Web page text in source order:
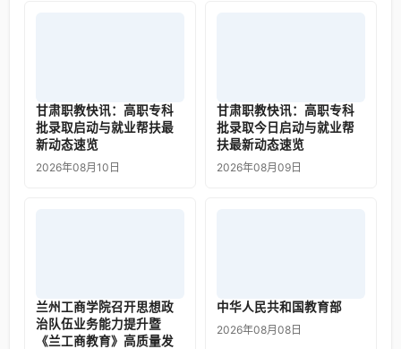
甘肃职教快讯：高职专科
批录取启动与就业帮扶最
新动态速览
2026年08月10日
甘肃职教快讯：高职专科
批录取今日启动与就业帮
扶最新动态速览
2026年08月09日
兰州工商学院召开思想政
治队伍业务能力提升暨
《兰工商教育》高质量发
中华人民共和国教育部
2026年08月08日